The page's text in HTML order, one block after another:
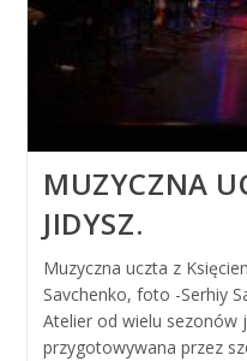
MUZYCZNA
JIDYSZ.
Muzyczna uczta z
Savchenko, foto -Serhiy
Atelier od wielu sezonów
przygotowywana przez